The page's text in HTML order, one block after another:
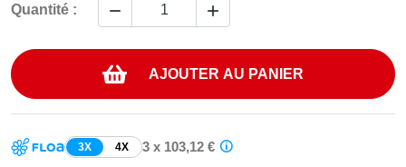
Quantité :  
AJOUTER AU PANIER
3X 4X 3 x 103,12 €